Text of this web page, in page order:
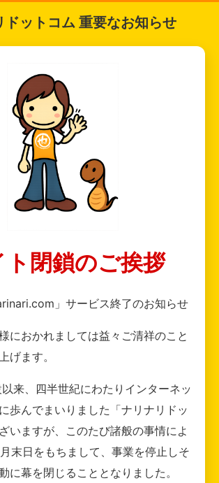
ドットコム 重要なお知らせ
ト閉鎖のご挨拶
」サービス終了のお知らせ
におかれましては益々ご清祥のこと
げます。
来、四半世紀にわたりインターネッ
歩んでまいりました「ナリナリドッ
いますが、このたび諸般の事情によ
末日をもちまして、事業を停止しそ
に幕を閉じることとなりました。